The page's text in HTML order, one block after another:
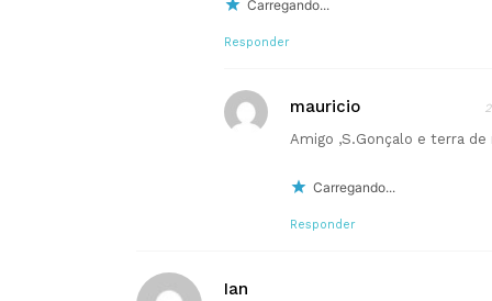
Carregando...
Responder
mauricio
Amigo ,S.Gonçalo e terra de
Carregando...
Responder
Ian